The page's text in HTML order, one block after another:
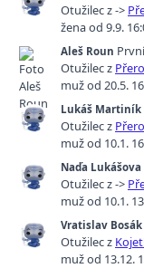
Otužilec z->
žena od 9.9.
Aleš Roun
Otužilec z
muž od 20.5.
Lukáš Martiník
Otužilec z
muž od 10.1.
Naďa Lukášova
Otužilec z->
muž od 10.1.
Vratislav Bosák
Otužilec z
muž od 13.12.